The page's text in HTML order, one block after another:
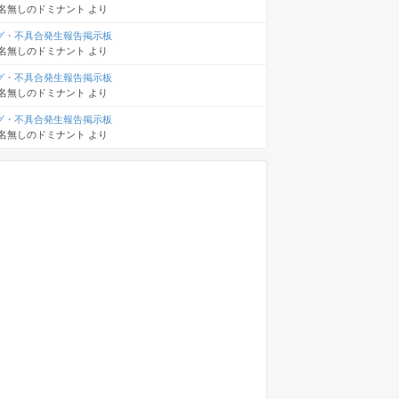
無しのドミナント より
・不具合発生報告掲示板
無しのドミナント より
・不具合発生報告掲示板
無しのドミナント より
・不具合発生報告掲示板
無しのドミナント より